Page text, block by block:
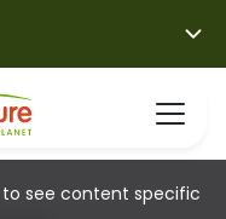
see content specific